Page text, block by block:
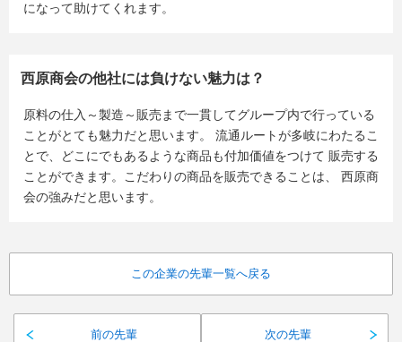
になって助けてくれます。
西原商会の他社には負けない魅力は？
原料の仕入～製造～販売まで一貫してグループ内で行っている
ことがとても魅力だと思います。 流通ルートが多岐にわたるこ
とで、どこにでもあるような商品も付加価値をつけて 販売する
ことができます。こだわりの商品を販売できることは、 西原商
会の強みだと思います。
前の先輩
この企業の先輩一覧へ戻る
次の先輩